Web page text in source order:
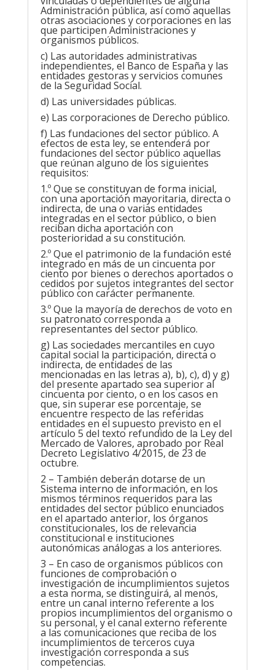
Administración pública, así como aquellas
otras asociaciones y corporaciones en las
que participen Administraciones y
organismos públicos.
c) Las autoridades administrativas
independientes, el Banco de España y las
entidades gestoras y servicios comunes
de la Seguridad Social.
d) Las universidades públicas.
e) Las corporaciones de Derecho público.
f) Las fundaciones del sector público. A
efectos de esta ley, se entenderá por
fundaciones del sector público aquellas
que reúnan alguno de los siguientes
requisitos:
1.º Que se constituyan de forma inicial,
con una aportación mayoritaria, directa o
indirecta, de una o varias entidades
integradas en el sector público, o bien
reciban dicha aportación con
posterioridad a su constitución.
2.º Que el patrimonio de la fundación esté
integrado en más de un cincuenta por
ciento por bienes o derechos aportados o
cedidos por sujetos integrantes del sector
público con carácter permanente.
3.º Que la mayoría de derechos de voto en
su patronato corresponda a
representantes del sector público.
g) Las sociedades mercantiles en cuyo
capital social la participación, directa o
indirecta, de entidades de las
mencionadas en las letras a), b), c), d) y g)
del presente apartado sea superior al
cincuenta por ciento, o en los casos en
que, sin superar ese porcentaje, se
encuentre respecto de las referidas
entidades en el supuesto previsto en el
artículo 5 del texto refundido de la Ley del
Mercado de Valores, aprobado por Real
Decreto Legislativo 4/2015, de 23 de
octubre.
2 – También deberán dotarse de un
Sistema interno de información, en los
mismos términos requeridos para las
entidades del sector público enunciados
en el apartado anterior, los órganos
constitucionales, los de relevancia
constitucional e instituciones
autonómicas análogas a los anteriores.
3 – En caso de organismos públicos con
funciones de comprobación o
investigación de incumplimientos sujetos
a esta norma, se distinguirá, al menos,
entre un canal interno referente a los
propios incumplimientos del organismo o
su personal, y el canal externo referente
a las comunicaciones que reciba de los
incumplimientos de terceros cuya
investigación corresponda a sus
competencias.